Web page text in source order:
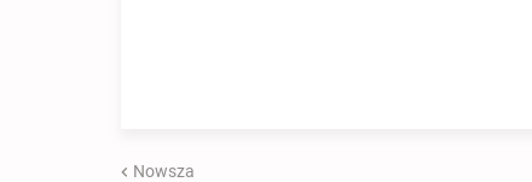
Nowsza